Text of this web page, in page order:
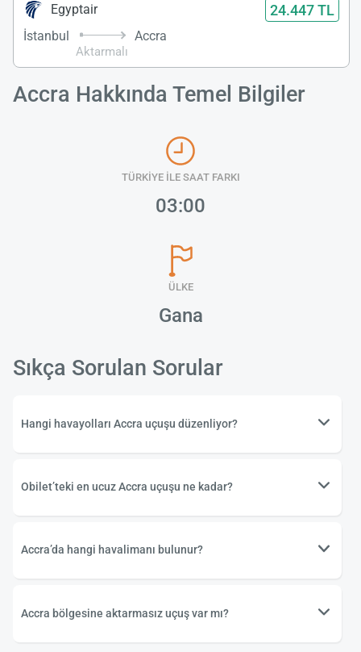
Egyptair 24.447 TL
İstanbul
Aktarmalı
Accra
Accra Hakkında Temel Bilgiler
TÜRKİYE İLE SAAT FARKI
03:00
ÜLKE
Gana
Sıkça Sorulan Sorular
Hangi havayolları Accra uçuşu düzenliyor?
Obilet’teki en ucuz Accra uçuşu ne kadar?
Accra’da hangi havalimanı bulunur?
Accra bölgesine aktarmasız uçuş var mı?